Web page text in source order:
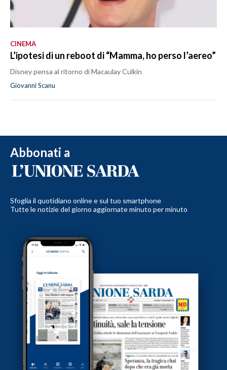
CINEMA
L’ipotesi di un reboot di “Mamma, ho perso l’aereo”
Disney pensa al ritorno di Macaulay Culkin
Giovanni Scanu
Abbonati a
Sfoglia il quotidiano online e sul tuo smartphone
Tutte le notizie del giorno aggiornate minuto per minuto